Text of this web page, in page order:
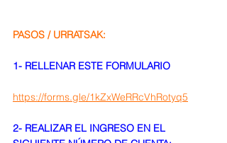
PASOS / URRATSAK:
1- RELLENAR ESTE FORMULARIO
https://forms.gle/1kZxWeRRcVhRotyq5
2- REALIZAR EL INGRESO EN EL